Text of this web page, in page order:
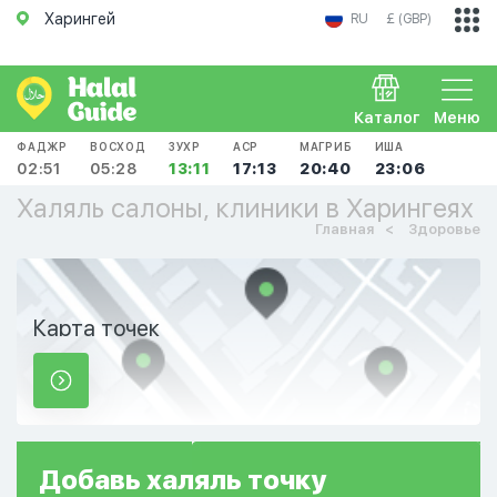
Харингей RU £ (GBP)
Меню
Каталог
ФАДЖР
02:51
ВОСХОД
05:28
ЗУХР
13:11
АСР
17:13
МАГРИБ
20:40
ИША
23:06
Халяль салоны, клиники в Харингеях
Главная Здоровье
Карта точек
Добавь халяль точку